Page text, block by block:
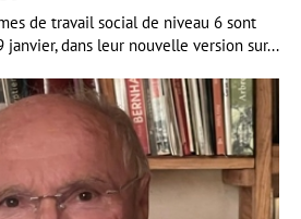
de travail social de niveau 6 sont
janvier, dans leur nouvelle version sur...